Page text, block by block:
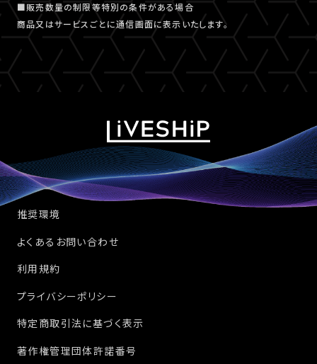
■販売数量の制限等特別の条件がある場合
商品又はサービスごとに通信画面に表示いたします。
推奨環境
よくあるお問い合わせ
利用規約
プライバシーポリシー
特定商取引法に基づく表示
著作権管理団体許諾番号